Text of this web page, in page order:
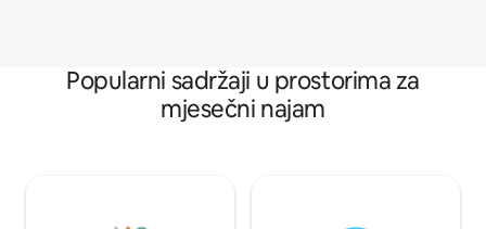
Popularni sadržaji u prostorima za
mjesečni najam